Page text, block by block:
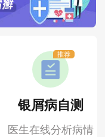
银屑病自测
医生在线分析病情
推荐